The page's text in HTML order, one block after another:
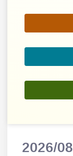
2026/08